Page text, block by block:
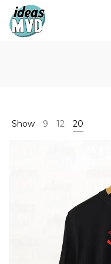
Show 9 12 20